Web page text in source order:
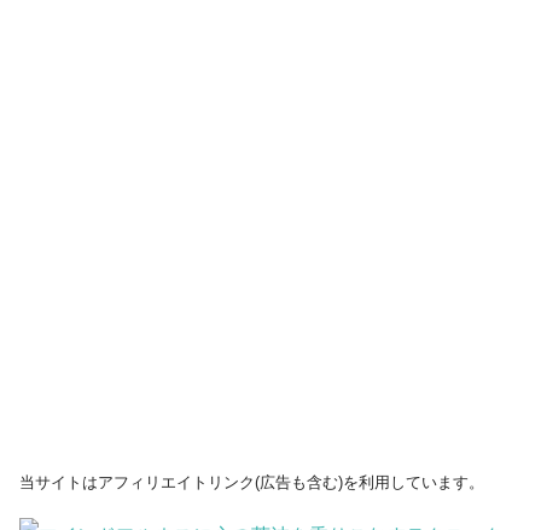
当サイトはアフィリエイトリンク(広告も含む)を利用しています。